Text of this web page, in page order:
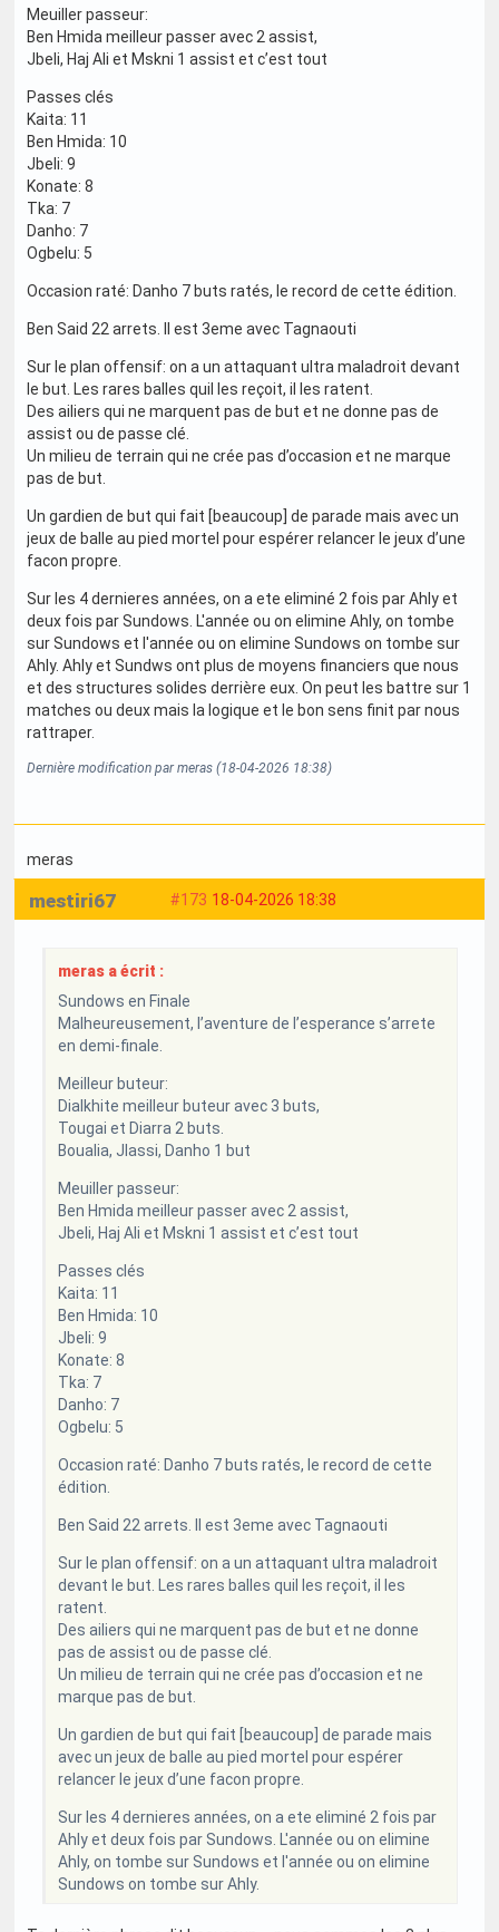
Meuiller passeur:
Ben Hmida meilleur passer avec 2 assist,
Jbeli, Haj Ali et Mskni 1 assist et c’est tout
Passes clés
Kaita: 11
Ben Hmida: 10
Jbeli: 9
Konate: 8
Tka: 7
Danho: 7
Ogbelu: 5
Occasion raté: Danho 7 buts ratés, le record de cette édition.
Ben Said 22 arrets. Il est 3eme avec Tagnaouti
Sur le plan offensif: on a un attaquant ultra maladroit devant
le but. Les rares balles quil les reçoit, il les ratent.
Des ailiers qui ne marquent pas de but et ne donne pas de
assist ou de passe clé.
Un milieu de terrain qui ne crée pas d’occasion et ne marque
pas de but.
Un gardien de but qui fait [beaucoup] de parade mais avec un
jeux de balle au pied mortel pour espérer relancer le jeux d’une
facon propre.
Sur les 4 dernieres années, on a ete eliminé 2 fois par Ahly et
deux fois par Sundows. L'année ou on elimine Ahly, on tombe
sur Sundows et l'année ou on elimine Sundows on tombe sur
Ahly. Ahly et Sundws ont plus de moyens financiers que nous
et des structures solides derrière eux. On peut les battre sur 1
matches ou deux mais la logique et le bon sens finit par nous
rattraper.
Dernière modification par meras (18-04-2026 18:38)
meras
#173 18-04-2026 18:38
mestiri67
meras a écrit :
Sundows en Finale
Malheureusement, l’aventure de l’esperance s’arrete
en demi-finale.
Meilleur buteur:
Dialkhite meilleur buteur avec 3 buts,
Tougai et Diarra 2 buts.
Boualia, Jlassi, Danho 1 but
Meuiller passeur:
Ben Hmida meilleur passer avec 2 assist,
Jbeli, Haj Ali et Mskni 1 assist et c’est tout
Passes clés
Kaita: 11
Ben Hmida: 10
Jbeli: 9
Konate: 8
Tka: 7
Danho: 7
Ogbelu: 5
Occasion raté: Danho 7 buts ratés, le record de cette
édition.
Ben Said 22 arrets. Il est 3eme avec Tagnaouti
Sur le plan offensif: on a un attaquant ultra maladroit
devant le but. Les rares balles quil les reçoit, il les
ratent.
Des ailiers qui ne marquent pas de but et ne donne
pas de assist ou de passe clé.
Un milieu de terrain qui ne crée pas d’occasion et ne
marque pas de but.
Un gardien de but qui fait [beaucoup] de parade mais
avec un jeux de balle au pied mortel pour espérer
relancer le jeux d’une facon propre.
Sur les 4 dernieres années, on a ete eliminé 2 fois par
Ahly et deux fois par Sundows. L'année ou on elimine
Ahly, on tombe sur Sundows et l'année ou on elimine
Sundows on tombe sur Ahly.